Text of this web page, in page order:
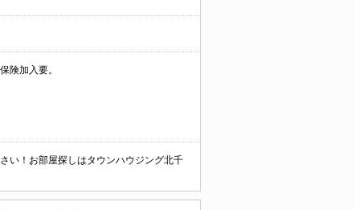
険加入要。
い！お部屋探しはタウンハウジング北千